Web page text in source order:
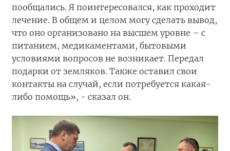
пообщались. Я поинтересовался, как проходит
лечение. В общем и целом могу сделать вывод,
что оно организовано на высшем уровне – с
питанием, медикаментами, бытовыми
условиями вопросов не возникает. Передал
подарки от земляков. Также оставил свои
контакты на случай, если потребуется какая-
либо помощь», - сказал он.